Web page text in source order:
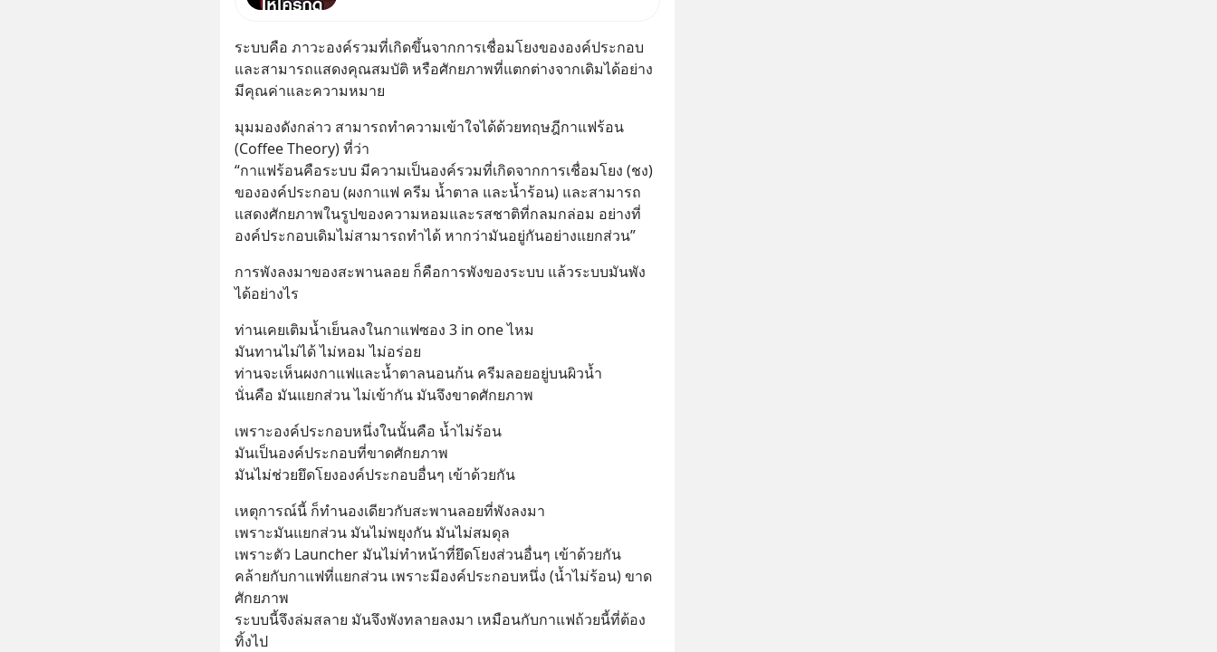
ฟัง “ป้าเก๋าเล่ากลโกง” เพื่อรู้ทันมุกหลอก
ลวงในคราบ
ระบบคือ ภาวะองค์รวมที่เกิดขึ้นจากการเชื่อมโยงขององค์ประกอบ
และสามารถแสดงคุณสมบัติ หรือศักยภาพที่แตกต่างจากเดิมได้อย่าง
มีคุณค่าและความหมาย
มุมมองดังกล่าว สามารถทำความเข้าใจได้ด้วยทฤษฎีกาแฟร้อน
(Coffee Theory) ที่ว่า
“กาแฟร้อนคือระบบ มีความเป็นองค์รวมที่เกิดจากการเชื่อมโยง (ชง)
ขององค์ประกอบ (ผงกาแฟ ครีม น้ำตาล และน้ำร้อน) และสามารถ
แสดงศักยภาพในรูปของความหอมและรสชาติที่กลมกล่อม อย่างที่
องค์ประกอบเดิมไม่สามารถทำได้ หากว่ามันอยู่กันอย่างแยกส่วน”
การพังลงมาของสะพานลอย ก็คือการพังของระบบ แล้วระบบมันพัง
ได้อย่างไร
ท่านเคยเติมน้ำเย็นลงในกาแฟซอง 3 in one ไหม
มันทานไม่ได้ ไม่หอม ไม่อร่อย
ท่านจะเห็นผงกาแฟและน้ำตาลนอนก้น ครีมลอยอยู่บนผิวน้ำ
นั่นคือ มันแยกส่วน ไม่เข้ากัน มันจึงขาดศักยภาพ
เพราะองค์ประกอบหนึ่งในนั้นคือ น้ำไม่ร้อน
มันเป็นองค์ประกอบที่ขาดศักยภาพ
มันไม่ช่วยยึดโยงองค์ประกอบอื่นๆ เข้าด้วยกัน
เหตุการณ์นี้ ก็ทำนองเดียวกับสะพานลอยที่พังลงมา
เพราะมันแยกส่วน มันไม่พยุงกัน มันไม่สมดุล
เพราะตัว Launcher มันไม่ทำหน้าที่ยึดโยงส่วนอื่นๆ เข้าด้วยกัน
คล้ายกับกาแฟที่แยกส่วน เพราะมีองค์ประกอบหนึ่ง (น้ำไม่ร้อน) ขาด
ศักยภาพ
ระบบนี้จึงล่มสลาย มันจึงพังทลายลงมา เหมือนกับกาแฟถ้วยนี้ที่ต้อง
ทิ้งไป